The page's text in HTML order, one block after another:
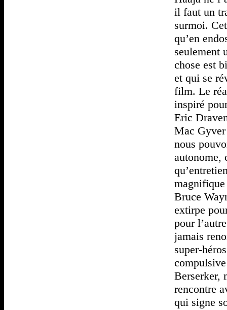
il faut un
surmoi.
qu’en
seulement
chose est
et qui se
film. Le
inspiré
Eric
Mac Gyver
nous
autonome,
Bruce
extirpe
pour
jamais
super-
Berserker,
rencontre
qui signe